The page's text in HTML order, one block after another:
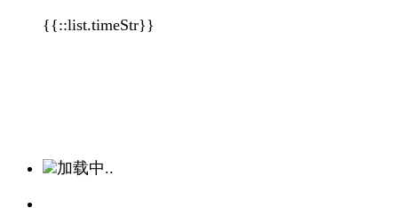
{{::list.timeStr}}
加载中..